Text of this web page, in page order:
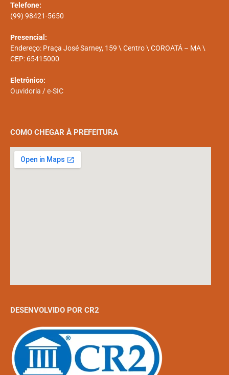
Telefone:
(99) 98421-5650
Presencial:
Endereço: Praça José Sarney, 159 \ Centro \ COROATÁ – MA \
CEP: 65415000
Eletrônico:
Ouvidoria /e-SIC
COMO CHEGAR À PREFEITURA
DESENVOLVIDO POR CR2